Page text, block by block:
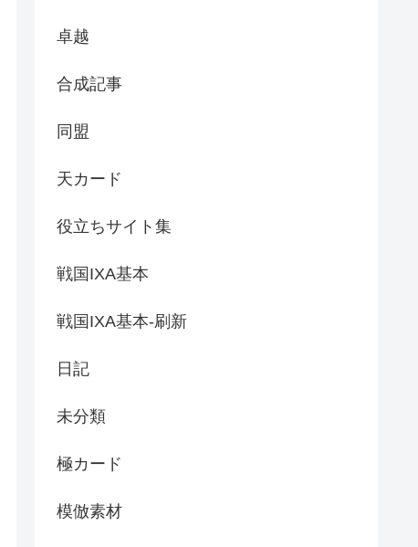
卓越
合成記事
同盟
天カード
役立ちサイト集
戦国IXA基本
戦国IXA基本-刷新
日記
未分類
極カード
模倣素材